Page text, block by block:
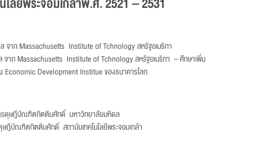
าก Massachusetts Institute of Tchnology สหรัฐอเมริกา
าก Massachusetts Institute of Tchnology สหรัฐอเมริกา – ศึกษาเพิ่ม
Economic Development Institue ของธนาคารโลก
ดุษฎีบัณฑิตกิตติมศักดิ์ มหาวิทยาลัยมหิดล
บัณฑิตกิตติมศักดิ์ สถาบันเทคโนโลยีพระจอมเกล้า